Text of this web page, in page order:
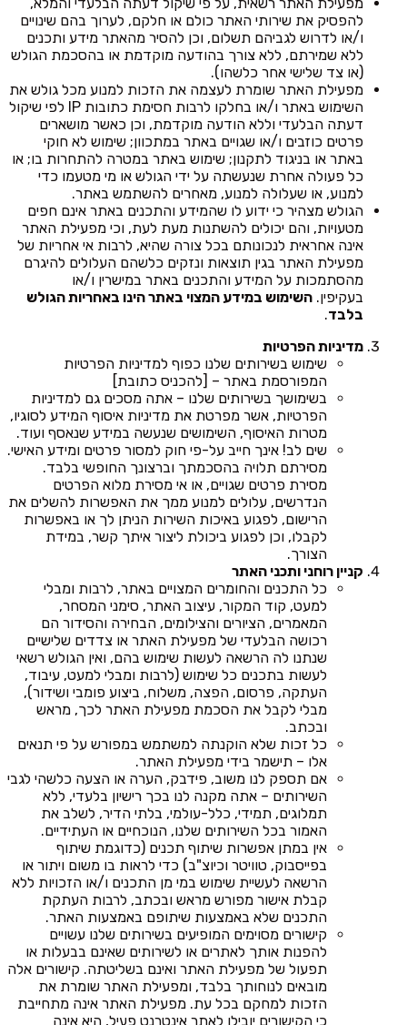
להפסיק את שירותי האתר כולם או חלקם, לערוך בהם שינויים
ו/או לדרוש לגביהם תשלום, וכן להסיר מהאתר מידע ותכנים
ללא שמירתם, ללא צורך בהודעה מוקדמת או בהסכמת הגולש
(או צד שלישי אחר כלשהו).
מפעילת האתר שומרת לעצמה את הזכות למנוע מכל גולש את
השימוש באתר ו/או בחלקו לרבות חסימת כתובות IP לפי שיקול
דעתה הבלעדי וללא הודעה מוקדמת, וכן כאשר מושארים
פרטים כוזבים ו/או שגויים באתר במתכוון; שימוש לא חוקי
באתר או בניגוד לתקנון; שימוש באתר במטרה להתחרות בו; או
כל פעולה אחרת שנעשתה על ידי הגולש או מי מטעמו כדי
למנוע, או שעלולה למנוע, מאחרים להשתמש באתר.
הגולש מצהיר כי ידוע לו שהמידע והתכנים באתר אינם חפים
מטעויות, והם יכולים להשתנות מעת לעת, וכי מפעילת האתר
אינה אחראית לנכונותם בכל צורה שהיא, לרבות אי אחריות של
מפעילת האתר בגין תוצאות ונזקים כלשהם העלולים להיגרם
מהסתמכות על המידע והתכנים באתר במישרין ו/או
בעקיפין. השימוש במידע המצוי באתר הינו באחריות הגולש
בלבד.
מדיניות הפרטיות
שימוש בשירותים שלנו כפוף למדיניות הפרטיות
המפורסמת באתר – [להכניס כתובת]
בשימושך בשירותים שלנו – אתה מסכים גם למדיניות
הפרטיות, אשר מפרטת את מדיניות איסוף המידע לסוגיו,
מטרות האיסוף, השימושים שנעשה במידע שנאסף ועוד.
שים לב! אינך חייב על-פי חוק למסור פרטים ומידע האישי.
מסירתם תלויה בהסכמתך וברצונך החופשי בלבד.
מסירת פרטים שגויים, או אי מסירת מלוא הפרטים
הנדרשים, עלולים למנוע ממך את האפשרות להשלים את
הרישום, לפגוע באיכות השירות הניתן לך או באפשרות
לקבלו, וכן לפגוע ביכולת ליצור איתך קשר, במידת
הצורך.
קניין רוחני ותכני האתר
כל התכנים והחומרים המצויים באתר, לרבות ומבלי
למעט, קוד המקור, עיצוב האתר, סימני המסחר,
המאמרים, הציורים והצילומים, הבחירה והסידור הם
רכושה הבלעדי של מפעילת האתר או צדדים שלישיים
שנתנו לה הרשאה לעשות שימוש בהם, ואין הגולש רשאי
לעשות בתכנים כל שימוש (לרבות ומבלי למעט, עיבוד,
העתקה, פרסום, הפצה, משלוח, ביצוע פומבי ושידור),
מבלי לקבל את הסכמת מפעילת האתר לכך, מראש
ובכתב.
כל זכות שלא הוקנתה למשתמש במפורש על פי תנאים
אלו – תישמר בידי מפעילת האתר.
אם תספק לנו משוב, פידבק, הערה או הצעה כלשהי לגבי
השירותים – אתה מקנה לנו בכך רישיון בלעדי, ללא
תמלוגים, תמידי, כלל-עולמי, בלתי הדיר, לשלב את
האמור בכל השירותים שלנו, הנוכחיים או העתידיים.
אין במתן אפשרות שיתוף תכנים (כדוגמת שיתוף
בפייסבוק, טוויטר וכיוצ"ב) כדי לראות בו משום ויתור או
הרשאה לעשיית שימוש במי מן התכנים ו/או הזכויות ללא
קבלת אישור מפורש מראש ובכתב, לרבות העתקת
התכנים שלא באמצעות שיתופם באמצעות האתר.
קישורים מסוימים המופיעים בשירותים שלנו עשויים
להפנות אותך לאתרים או לשירותים שאינם בבעלות או
תפעול של מפעילת האתר ואינם בשליטתה. קישורים אלה
מובאים לנוחותך בלבד, ומפעילת האתר שומרת את
הזכות למחקם בכל עת. מפעילת האתר אינה מתחייבת
כי הקישורים יובילו לאתר אינטרנט פעיל, היא אינה